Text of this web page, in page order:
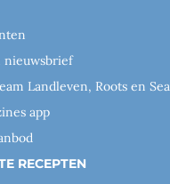
nieuwsbrief
Landleven, Roots en
app
RECEPTEN